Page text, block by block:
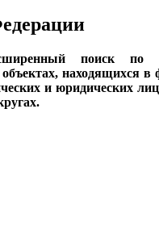
поиск по
находящихся в
и юридических